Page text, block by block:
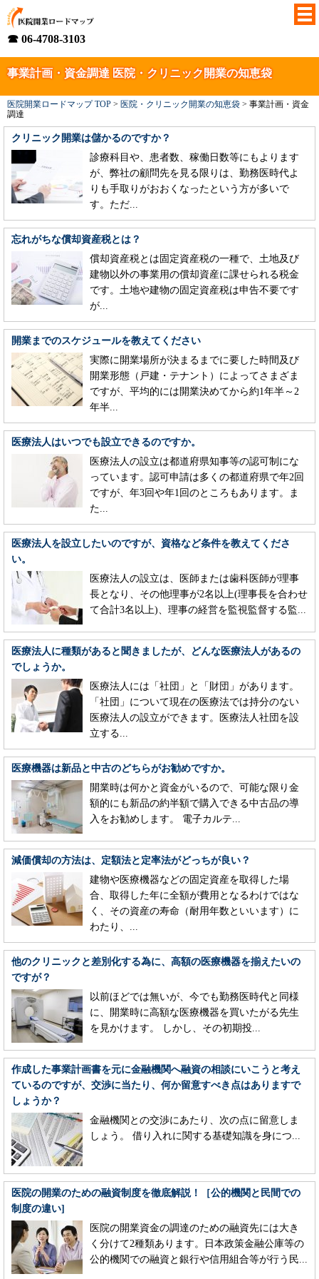
☎ 06-4708-3103
事業計画・資金調達 医院・クリニック開業の知恵袋
医院開業ロードマップ TOP > 医院・クリニック開業の知恵袋 > 事業計画・資金
調達
クリニック開業は儲かるのですか？
診療科目や、患者数、稼働日数等にもよります
が、弊社の顧問先を見る限りは、勤務医時代よ
りも手取りがおおくなったという方が多いで
す。ただ...
忘れがちな償却資産税とは？
償却資産税とは固定資産税の一種で、土地及び
建物以外の事業用の償却資産に課せられる税金
です。土地や建物の固定資産税は申告不要です
が...
開業までのスケジュールを教えてください
実際に開業場所が決まるまでに要した時間及び
開業形態（戸建・テナント）によってさまざま
ですが、平均的には開業決めてから約1年半～2
年半...
医療法人はいつでも設立できるのですか。
医療法人の設立は都道府県知事等の認可制にな
っています。認可申請は多くの都道府県で年2回
ですが、年3回や年1回のところもあります。ま
た...
医療法人を設立したいのですが、資格など条件を教えてくださ
い。
医療法人の設立は、医師または歯科医師が理事
長となり、その他理事が2名以上(理事長を合わせ
て合計3名以上)、理事の経営を監視監督する監...
医療法人に種類があると聞きましたが、どんな医療法人があるの
でしょうか。
医療法人には「社団」と「財団」があります。
「社団」について現在の医療法では持分のない
医療法人の設立ができます。医療法人社団を設
立する...
医療機器は新品と中古のどちらがお勧めですか。
開業時は何かと資金がいるので、可能な限り金
額的にも新品の約半額で購入できる中古品の導
入をお勧めします。 電子カルテ...
減価償却の方法は、定額法と定率法がどっちが良い？
建物や医療機器などの固定資産を取得した場
合、取得した年に全額が費用となるわけではな
く、その資産の寿命（耐用年数といいます）に
わたり、...
他のクリニックと差別化する為に、高額の医療機器を揃えたいの
ですが？
以前ほどでは無いが、今でも勤務医時代と同様
に、開業時に高額な医療機器を買いたがる先生
を見かけます。 しかし、その初期投...
作成した事業計画書を元に金融機関へ融資の相談にいこうと考え
ているのですが、交渉に当たり、何か留意すべき点はありますで
しょうか？
金融機関との交渉にあたり、次の点に留意しま
しょう。 借り入れに関する基礎知識を身につ...
医院の開業のための融資制度を徹底解説！［公的機関と民間での
制度の違い]
医院の開業資金の調達のための融資先には大き
く分けて2種類あります。日本政策金融公庫等の
公的機関での融資と銀行や信用組合等が行う民...